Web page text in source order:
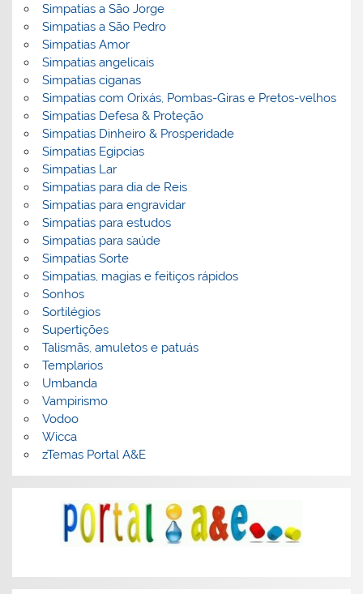
Simpatias a São Jorge
Simpatias a São Pedro
Simpatias Amor
Simpatias angelicais
Simpatias ciganas
Simpatias com Orixás, Pombas-Giras e Pretos-velhos
Simpatias Defesa & Proteção
Simpatias Dinheiro & Prosperidade
Simpatias Egipcias
Simpatias Lar
Simpatias para dia de Reis
Simpatias para engravidar
Simpatias para estudos
Simpatias para saúde
Simpatias Sorte
Simpatias, magias e feitiços rápidos
Sonhos
Sortilégios
Supertições
Talismãs, amuletos e patuás
Templarios
Umbanda
Vampirismo
Vodoo
Wicca
zTemas Portal A&E